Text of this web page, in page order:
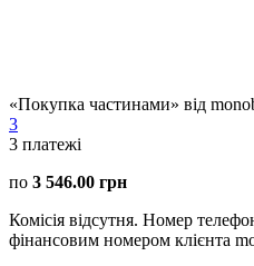
«Покупка частинами» від
3
3 платежі
по 3 546.00 грн
Комісія відсутня. Номер
фінансовим номером клієнта